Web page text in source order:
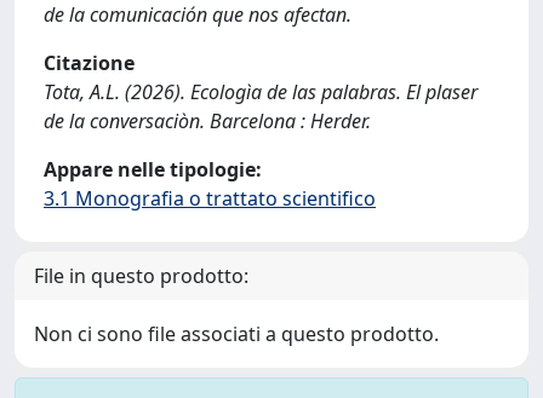
de la comunicación que nos afectan.
Citazione
Tota, A.L. (2026). Ecologìa de las palabras. El plaser
de la conversaciòn. Barcelona : Herder.
Appare nelle tipologie:
3.1 Monografia o trattato scientifico
File in questo prodotto:
Non ci sono file associati a questo prodotto.